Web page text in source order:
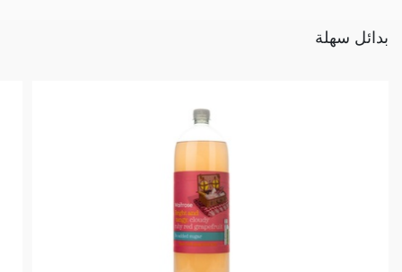
بدائل سهلة